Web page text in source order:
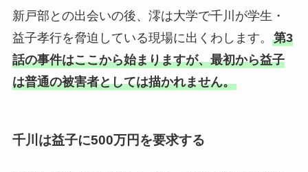
新戸部との出会いの後、澪は大学で千川が学生・
益子孝行を脅迫している現場に出くわします。 第3
話の事件はここから始まりますが、最初から益子
は普通の被害者としては描かれません。
千川は益子に500万円を要求する